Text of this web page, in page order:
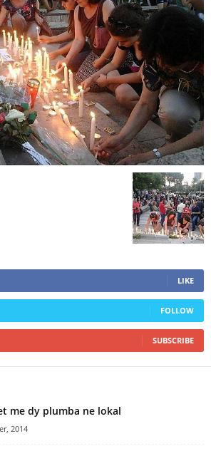
LIKE
FOLLOW
SUBSCRIBE
me dy plumba ne lokal
2014